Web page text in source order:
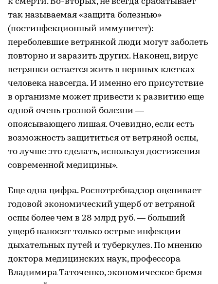
так называемая «защита болезнью»
(постинфекционный иммунитет):
переболевшие ветрянкой люди могут заболеть
повторно и заразить других. Наконец, вирус
ветрянки остается жить в нервных клетках
человека навсегда. И именно его присутствие
в организме может привести к развитию еще
одной очень грозной болезни —
опоясывающего лишая. Очевидно, если есть
возможность защититься от ветряной оспы,
то лучше это сделать, используя достижения
современной медицины».
Еще одна цифра. Роспотребнадзор оценивает
годовой экономический ущерб от ветряной
оспы более чем в 28 млрд руб. — больший
ущерб наносят только острые инфекции
дыхательных путей и туберкулез. По мнению
доктора медицинских наук, профессора
Владимира Таточенко, экономическое бремя